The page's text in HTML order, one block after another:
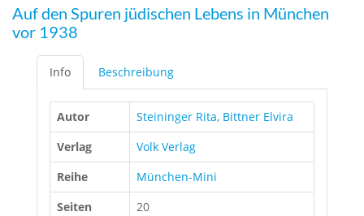
Auf den Spuren jüdischen Lebens in München
vor 1938
Info Beschreibung
Autor Steininger Rita, Bittner Elvira
Verlag
Volk Verlag
Reihe
München-Mini
Seiten
20